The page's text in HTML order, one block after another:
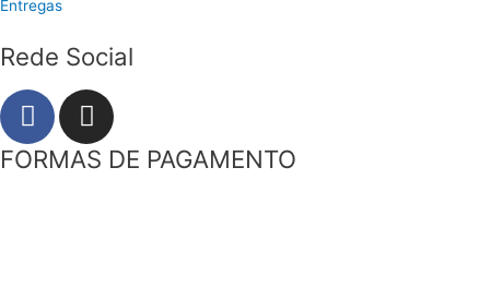
Entregas
Rede Social
F
a
c
I
n
s
FORMAS DE PAGAMENTO